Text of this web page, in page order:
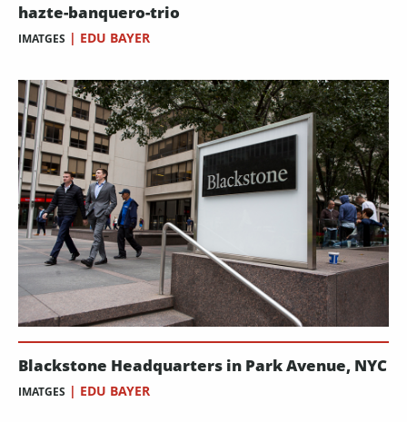
hazte-banquero-trio
IMATGES | EDU BAYER
Blackstone Headquarters in Park Avenue, NYC
IMATGES | EDU BAYER